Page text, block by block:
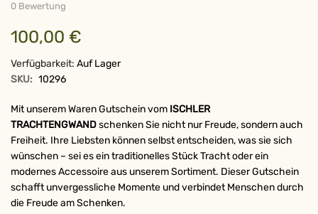
0 Bewertung
100,00 €
Verfügbarkeit: Auf Lager
SKU: 10296
Mit unserem Waren Gutschein vom ISCHLER
TRACHTENGWANDschenken Sie nicht nur Freude, sondern auch
Freiheit. Ihre Liebsten können selbst entscheiden, was sie sich
wünschen – sei es ein traditionelles Stück Tracht oder ein
modernes Accessoire aus unserem Sortiment. Dieser Gutschein
schafft unvergessliche Momente und verbindet Menschen durch
die Freude am Schenken.